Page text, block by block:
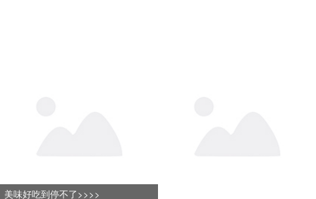
美味好吃到停不了>>>>